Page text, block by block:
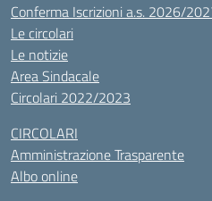
Conferma Iscrizioni a.s. 2026/
Le circolari
Le notizie
Area Sindacale
Circolari 2022/2023
CIRCOLARI
Amministrazione Trasparente
Albo online